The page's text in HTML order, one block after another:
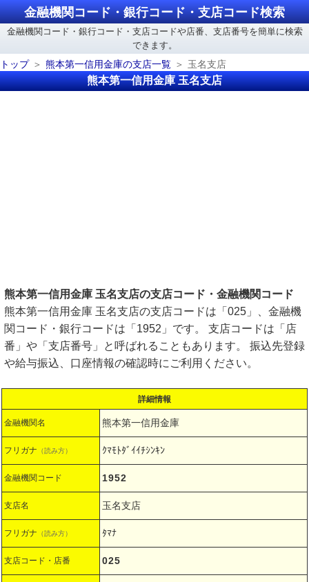
金融機関コード・銀行コード・支店コード検索
金融機関コード・銀行コード・支店コードや店番、支店番号を簡単に検索
できます。
トップ
熊本第一信用金庫の支店一覧 玉名支店
熊本第一信用金庫 玉名支店
熊本第一信用金庫 玉名支店の支店コード・金融機関コード
熊本第一信用金庫 玉名支店の支店コードは「025」、金融機
関コード・銀行コードは「1952」です。 支店コードは「店
番」や「支店番号」と呼ばれることもあります。 振込先登録
や給与振込、口座情報の確認時にご利用ください。
詳細情報
金融機関名 熊本第一信用金庫
フリガナ （読み方） ｸﾏﾓﾄﾀﾞｲｲﾁｼﾝｷﾝ
金融機関コード 1952
支店名 玉名支店
フリガナ （読み方） ﾀﾏﾅ
支店コード・店番 025